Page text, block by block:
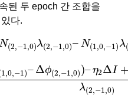
된 두 epoch 간 조합을
다.
(2,−1,0)λ(2,−1,0)– N(1,0,−1)λ(
N( 0 0) 0
1,0,−1)–Δϕ(2,−1,0))–η2ΔI
λ(2,−1,0)
–